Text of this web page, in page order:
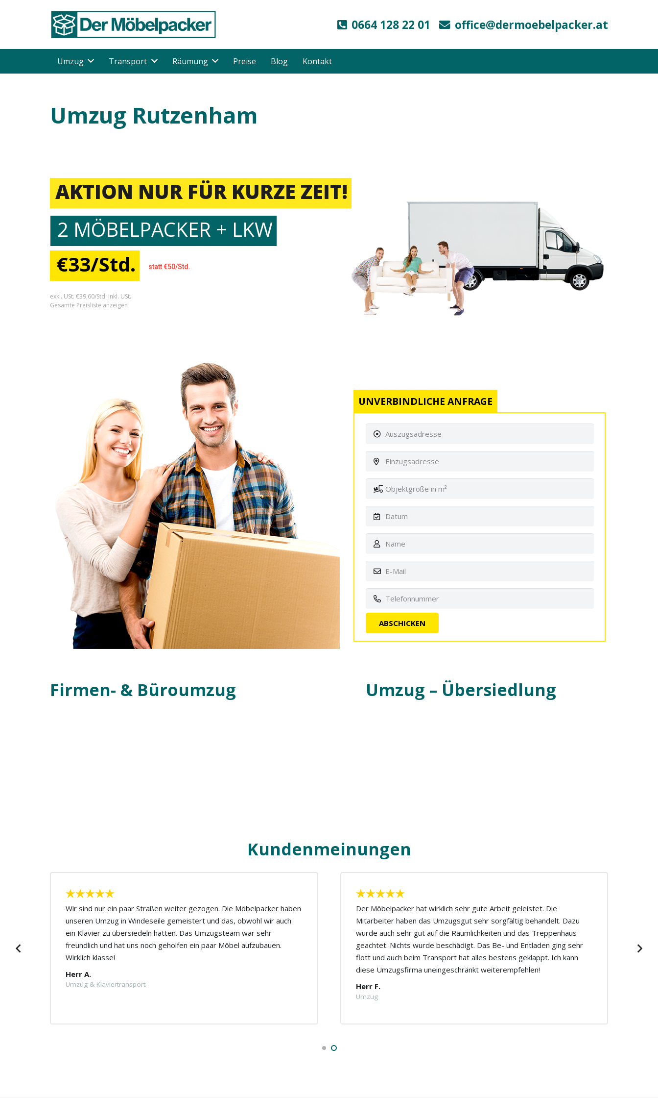
0664 128 22 01 office@dermoebelpacker.at
Umzug Transport Räumung Preise Blog Kontakt
Umzug Rutzenham
2 MÖBELPACKER + LKW
statt €50/Std.
€33/Std.
AKTION NUR FÜR KURZE ZEIT!
exkl. USt. €39,60/Std. inkl. USt.
Gesamte Preisliste anzeigen
UNVERBINDLICHE ANFRAGE
Firmen- & Büroumzug Umzug – Übersiedlung
Kundenmeinungen
Wir sind nur ein paar Straßen weiter gezogen. Die Möbelpacker haben
unseren Umzug in Windeseile gemeistert und das, obwohl wir auch
ein Klavier zu übersiedeln hatten. Das Umzugsteam war sehr
freundlich und hat uns noch geholfen ein paar Möbel aufzubauen.
Wirklich klasse!
Herr A.
Umzug & Klaviertransport
Der Möbelpacker hat wirklich sehr gute Arbeit geleistet. Die
Mitarbeiter haben das Umzugsgut sehr sorgfältig behandelt. Dazu
wurde auch sehr gut auf die Räumlichkeiten und das Treppenhaus
geachtet. Nichts wurde beschädigt. Das Be- und Entladen ging sehr
flott und auch beim Transport hat alles bestens geklappt. Ich kann
diese Umzugsfirma uneingeschränkt weiterempfehlen!
Herr F.
Umzug